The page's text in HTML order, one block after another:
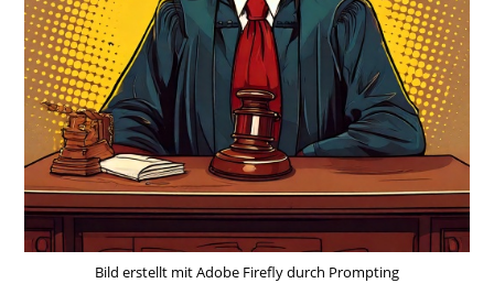
Bild erstellt mit Adobe Firefly durch Prompting